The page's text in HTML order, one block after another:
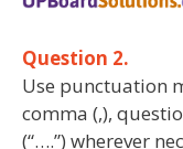
Question 2.
Use punctuation
comma (,),
(“….”) wherever